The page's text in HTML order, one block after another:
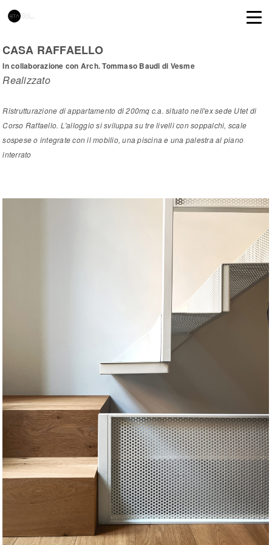
CASA RAFFAELLO
In collaborazione con Arch. Tommaso Baudi di Vesme
Realizzato
Ristrutturazione di appartamento di 200mq c.a. situato nell'ex sede Utet di
Corso Raffaello. L'alloggio si sviluppa su tre livelli con soppalchi, scale
sospese o integrate con il mobilio, una piscina e una palestra al piano
interrato